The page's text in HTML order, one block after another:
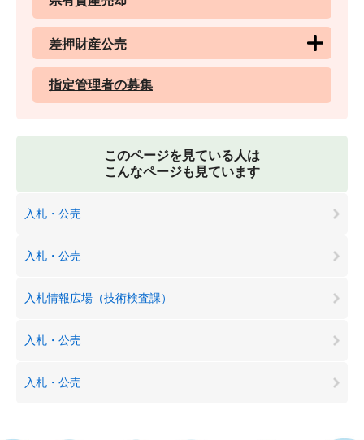
差押財産公売
指定管理者の募集
このページを見ている人は
こんなページも見ています
入札・公売
入札・公売
入札情報広場（技術検査課）
入札・公売
入札・公売